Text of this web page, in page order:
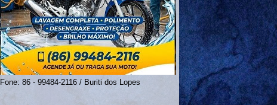
Fone: 86 - 99484-2116 / Buriti dos Lopes